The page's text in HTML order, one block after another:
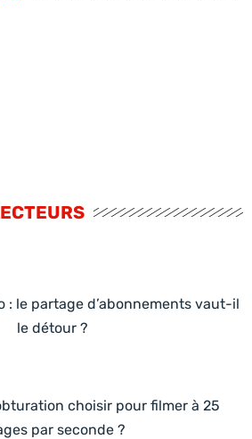
: le partage d’abonnements vaut-il
le détour ?
choisir pour filmer à 25
par seconde ?